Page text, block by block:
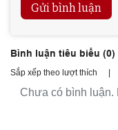
Gửi bình luận
Bình luận tiêu biểu (0)
Sắp xếp theo lượt thích |
Chưa có bình